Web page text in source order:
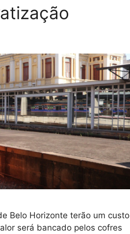
Belo Horizonte terão um custo
será bancado pelos cofres